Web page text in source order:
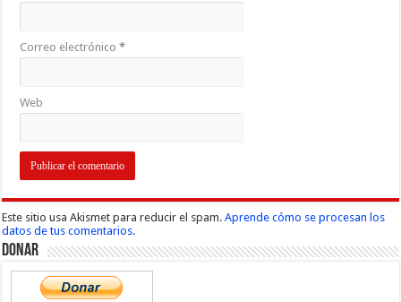
Correo electrónico*
Web
Este sitio usa Akismet para reducir el spam.Aprende cómo se procesan los
datos de tus comentarios.
Donar